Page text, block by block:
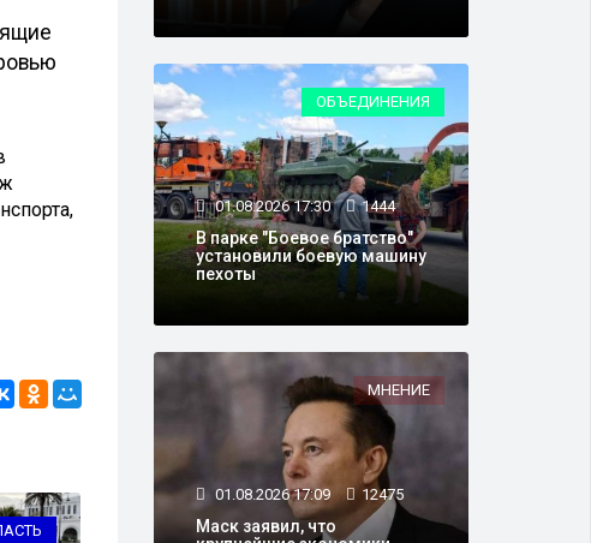
ВЛАСТЬ
ОБЪЕДИНЕНИЯ
01.08.2026 17:30 1444
В парке "Боевое братство"
установили боевую машину
пехоты
МНЕНИЕ
01.08.2026 17:09 12475
Маск заявил, что